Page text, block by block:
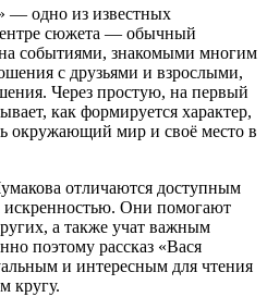
— одно из известных
сюжета — обычный
событиями, знакомыми многим
с друзьями и взрослыми,
Через простую, на первый
как формируется характер,
окружающий мир и своё место в
отличаются доступным
Они помогают
а также учат важным
поэтому рассказ «Вася
и интересным для чтения
кругу.